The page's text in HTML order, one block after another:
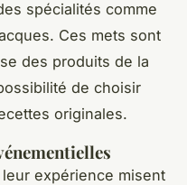
spécialités comme
Ces mets sont
des produits de la
de choisir
originales.
expérience misent